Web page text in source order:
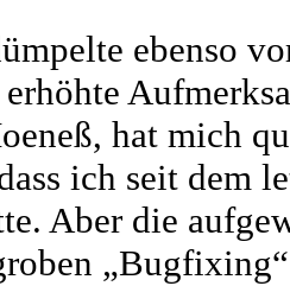
ebenso
hat mich
ich seit dem
Aber die